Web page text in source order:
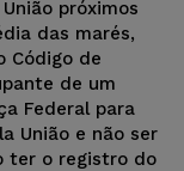
próximos
das marés,
Código de
de um
Federal para
União e não ser
ter o registro do